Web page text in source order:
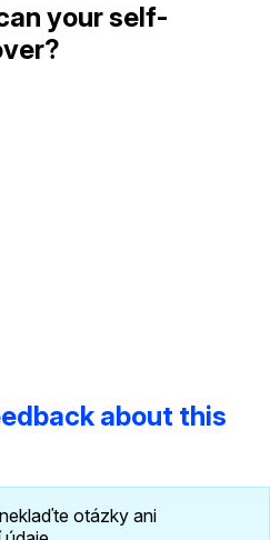
your self-
about this
otázky ani